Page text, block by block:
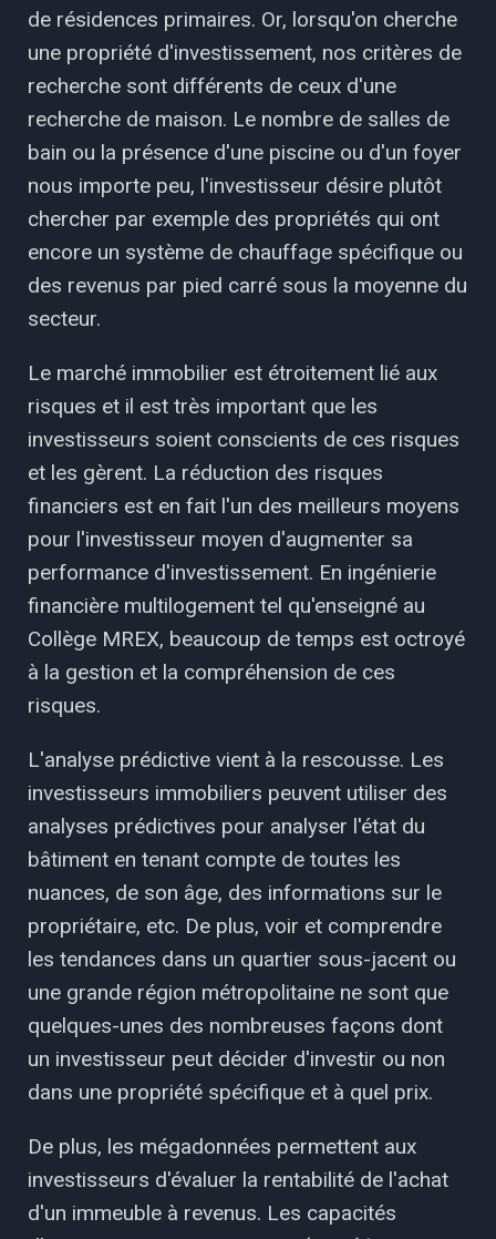
de résidences primaires. Or, lorsqu'on cherche
une propriété d'investissement, nos critères de
recherche sont différents de ceux d'une
recherche de maison. Le nombre de salles de
bain ou la présence d'une piscine ou d'un foyer
nous importe peu, l'investisseur désire plutôt
chercher par exemple des propriétés qui ont
encore un système de chauffage spécifique ou
des revenus par pied carré sous la moyenne du
secteur.
Le marché immobilier est étroitement lié aux
risques et il est très important que les
investisseurs soient conscients de ces risques
et les gèrent. La réduction des risques
financiers est en fait l'un des meilleurs moyens
pour l'investisseur moyen d'augmenter sa
performance d'investissement. En ingénierie
financière multilogement tel qu'enseigné au
Collège MREX, beaucoup de temps est octroyé
à la gestion et la compréhension de ces
risques.
L'analyse prédictive vient à la rescousse. Les
investisseurs immobiliers peuvent utiliser des
analyses prédictives pour analyser l'état du
bâtiment en tenant compte de toutes les
nuances, de son âge, des informations sur le
propriétaire, etc. De plus, voir et comprendre
les tendances dans un quartier sous-jacent ou
une grande région métropolitaine ne sont que
quelques-unes des nombreuses façons dont
un investisseur peut décider d'investir ou non
dans une propriété spécifique et à quel prix.
De plus, les mégadonnées permettent aux
investisseurs d'évaluer la rentabilité de l'achat
d'un immeuble à revenus. Les capacités